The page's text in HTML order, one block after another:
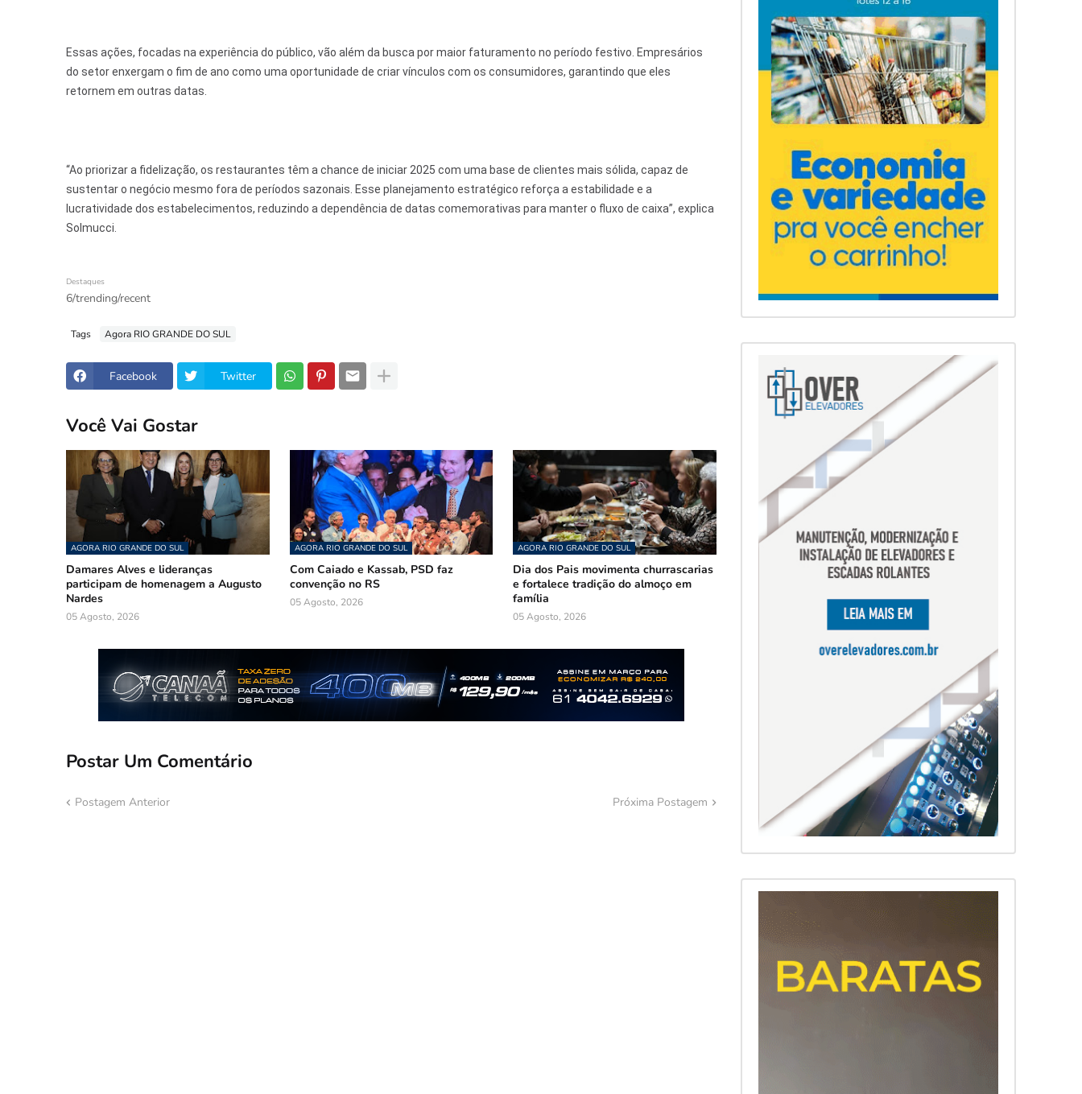
Essas ações, focadas na experiência do público, vão além da busca por maior faturamento no período festivo. Empresários
do setor enxergam o fim de ano como uma oportunidade de criar vínculos com os consumidores, garantindo que eles
retornem em outras datas.
“Ao priorizar a fidelização, os restaurantes têm a chance de iniciar 2025 com uma base de clientes mais sólida, capaz de
sustentar o negócio mesmo fora de períodos sazonais. Esse planejamento estratégico reforça a estabilidade e a
lucratividade dos estabelecimentos, reduzindo a dependência de datas comemorativas para manter o fluxo de caixa”, explica
Solmucci.
Destaques
6/trending/recent
Tags Agora RIO GRANDE DO SUL
Facebook Twitter
Você Vai Gostar
AGORA RIO GRANDE DO SUL
Damares Alves e lideranças
participam de homenagem a Augusto
Nardes
05 Agosto, 2026
AGORA RIO GRANDE DO SUL
Com Caiado e Kassab, PSD faz
convenção no RS
05 Agosto, 2026
AGORA RIO GRANDE DO SUL
Dia dos Pais movimenta churrascarias
e fortalece tradição do almoço em
família
05 Agosto, 2026
Postar Um Comentário
Postagem Anterior Próxima Postagem